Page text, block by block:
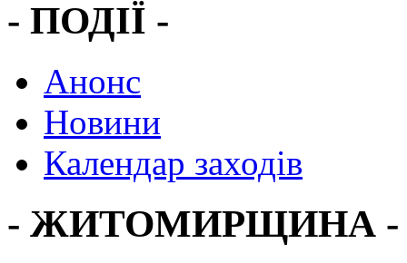
- ПОДІЇ -
Анонс
Новини
Календар заходів
- ЖИТОМИРЩИНА -